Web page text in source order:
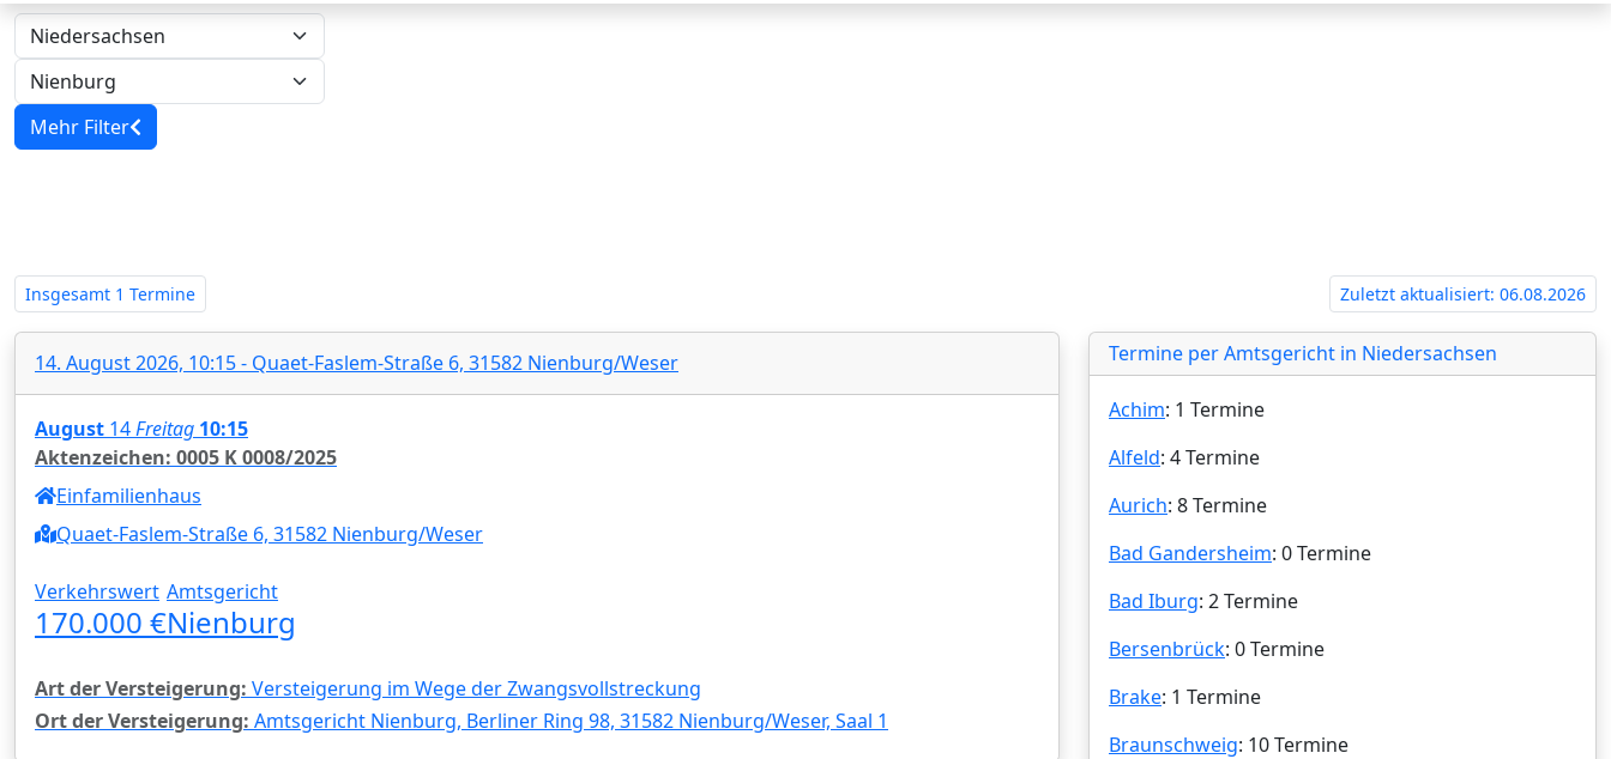
Mehr Filter
Insgesamt 1 Termine Zuletzt aktualisiert: 06.08.2026
14. August 2026, 10:15 - Quaet-Faslem-Straße 6, 31582 Nienburg/Weser
August 14Freitag 10:15
Aktenzeichen: 0005 K 0008/2025
Einfamilienhaus
Quaet-Faslem-Straße 6, 31582 Nienburg/Weser
Verkehrswert
170.000 €
Amtsgericht
Nienburg
Art der Versteigerung: Versteigerung im Wege der Zwangsvollstreckung
Ort der Versteigerung: Amtsgericht Nienburg, Berliner Ring 98, 31582 Nienburg/Weser, Saal 1
Termine per Amtsgericht in Niedersachsen
Achim: 1 Termine
Alfeld: 4 Termine
Aurich: 8 Termine
Bad Gandersheim: 0 Termine
Bad Iburg: 2 Termine
Bersenbrück: 0 Termine
Brake: 1 Termine
Braunschweig: 10 Termine